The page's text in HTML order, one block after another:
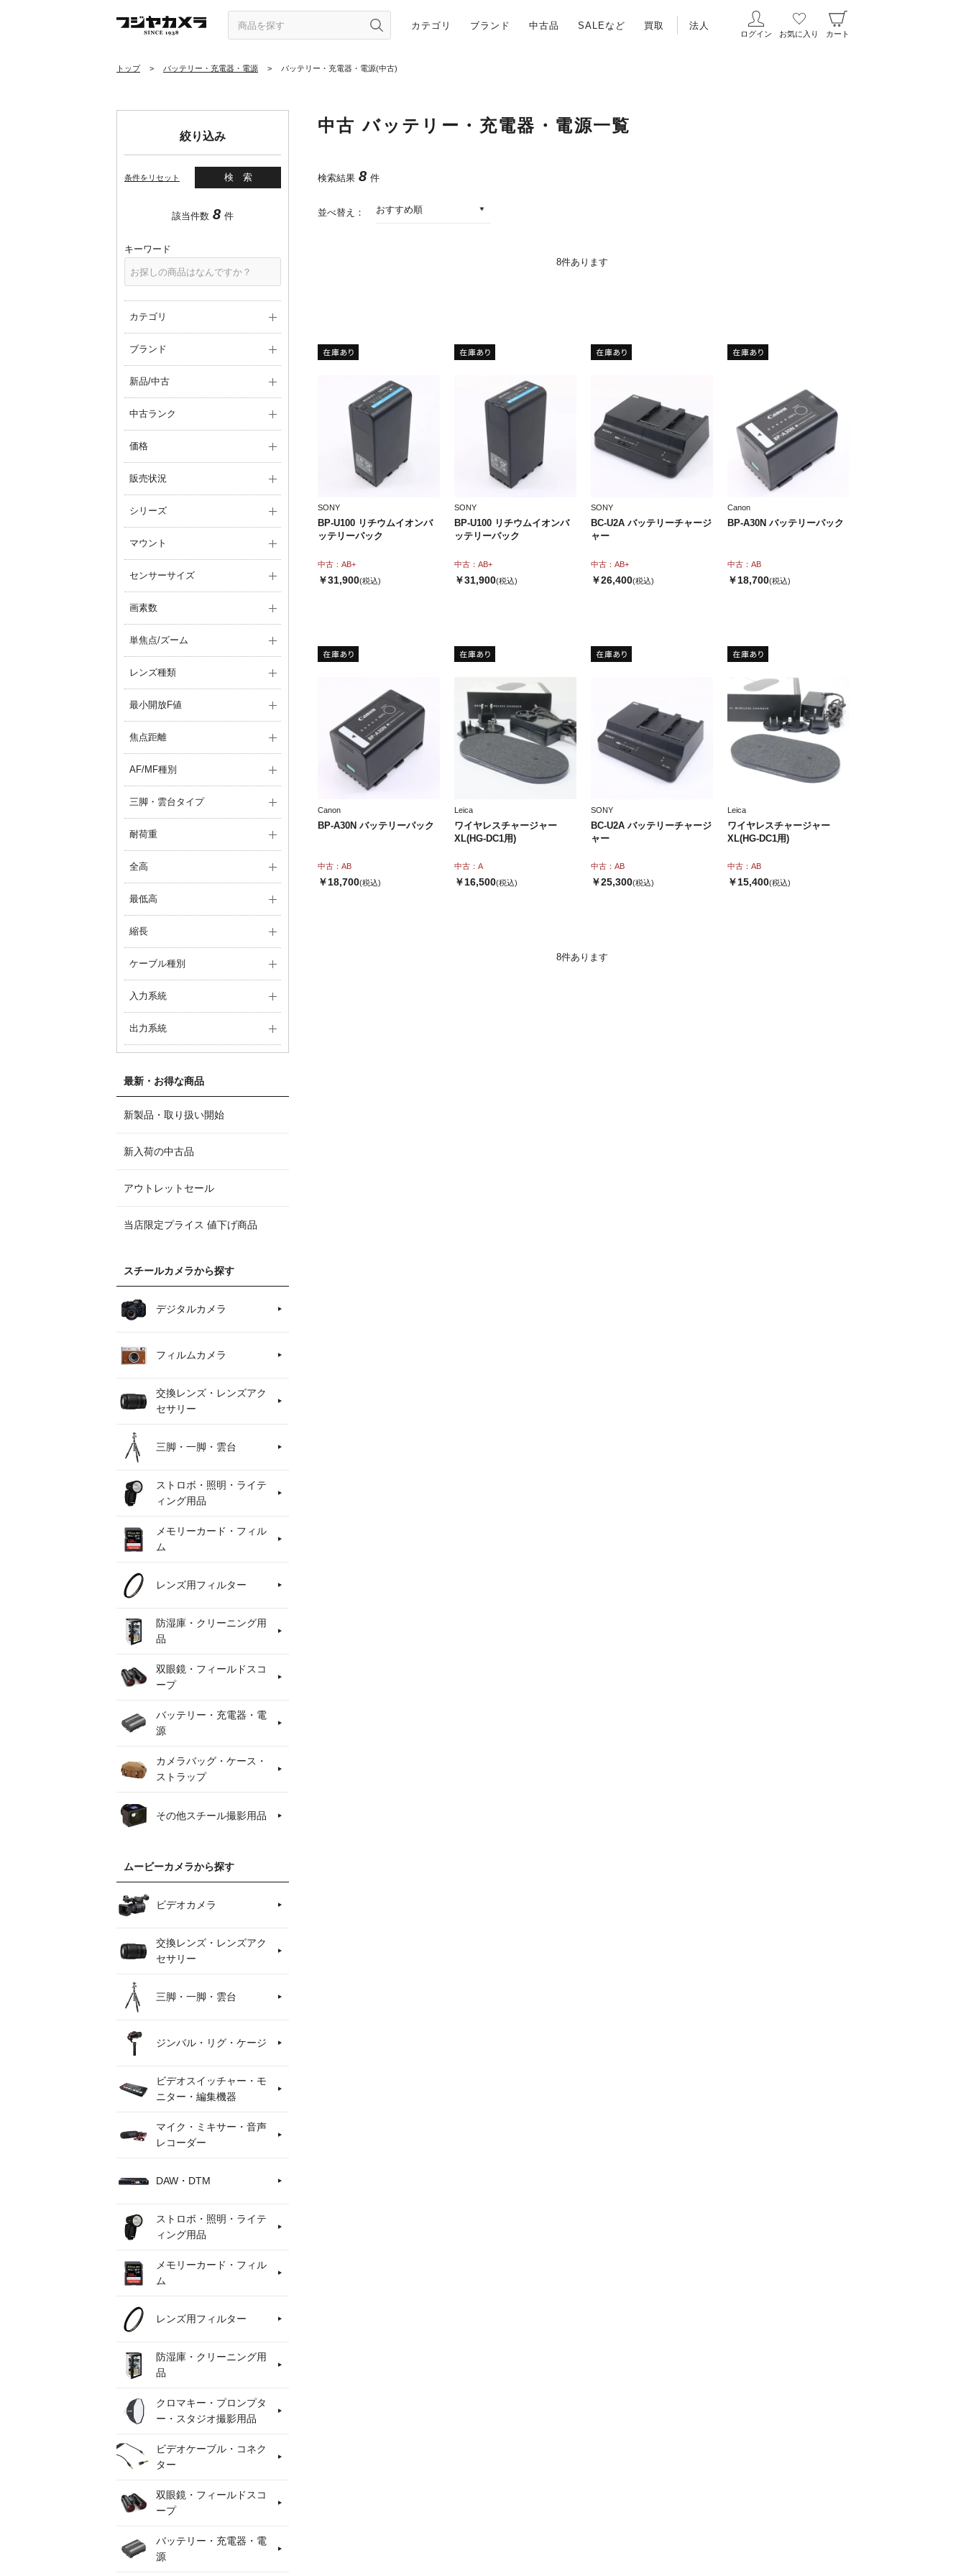
カテゴリ ブランド 中古品 SALEなど 買取 法人
ログイン お気に入り カート
トップ > バッテリー・充電器・電源 > バッテリー・充電器・電源(中古)
絞り込み
条件をリセット 検索
該当件数 8 件
キーワード
カテゴリ
ブランド
新品/中古
中古ランク
価格
販売状況
シリーズ
マウント
センサーサイズ
画素数
単焦点/ズーム
レンズ種類
最小開放F値
焦点距離
AF/MF種別
三脚・雲台タイプ
耐荷重
全高
最低高
縮長
ケーブル種別
入力系統
出力系統
最新・お得な商品
新製品・取り扱い開始
新入荷の中古品
アウトレットセール
当店限定プライス 値下げ商品
スチールカメラから探す
デジタルカメラ
フィルムカメラ
交換レンズ・レンズアク
セサリー
三脚・一脚・雲台
ストロボ・照明・ライテ
ィング用品
メモリーカード・フィル
ム
レンズ用フィルター
防湿庫・クリーニング用
品
双眼鏡・フィールドスコ
ープ
バッテリー・充電器・電
源
カメラバッグ・ケース・
ストラップ
その他スチール撮影用品
ムービーカメラから探す
ビデオカメラ
交換レンズ・レンズアク
セサリー
三脚・一脚・雲台
ジンバル・リグ・ケージ
ビデオスイッチャー・モ
ニター・編集機器
マイク・ミキサー・音声
レコーダー
DAW・DTM
ストロボ・照明・ライテ
ィング用品
メモリーカード・フィル
ム
レンズ用フィルター
防湿庫・クリーニング用
品
クロマキー・プロンプタ
ー・スタジオ撮影用品
ビデオケーブル・コネク
ター
双眼鏡・フィールドスコ
ープ
バッテリー・充電器・電
源
中古 バッテリー・充電器・電源一覧
検索結果 8 件
並べ替え： おすすめ順
8件あります
中古：AB+
SONY
BP-U100 リチウムイオンバ
ッテリーパック
￥31,900(税込)
中古：AB+
SONY
BP-U100 リチウムイオンバ
ッテリーパック
￥31,900(税込)
中古：AB+
SONY
BC-U2A バッテリーチャージ
ャー
￥26,400(税込)
中古：AB
Canon
BP-A30N バッテリーパック
￥18,700(税込)
中古：AB
Canon
BP-A30N バッテリーパック
￥18,700(税込)
中古：A
Leica
ワイヤレスチャージャー
XL(HG-DC1用)
￥16,500(税込)
中古：AB
SONY
BC-U2A バッテリーチャージ
ャー
￥25,300(税込)
中古：AB
Leica
ワイヤレスチャージャー
XL(HG-DC1用)
￥15,400(税込)
8件あります